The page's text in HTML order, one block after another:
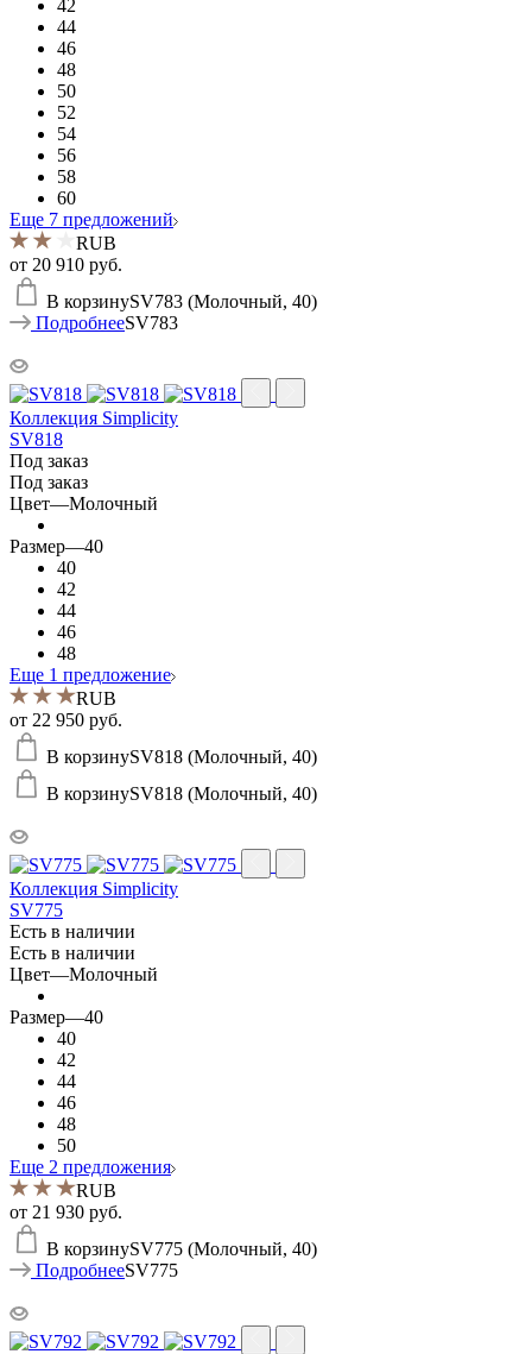
42
44
46
48
50
52
54
56
58
60
Еще 7 предложений
RUB
от 20 910 руб.
В корзинуSV783 (Молочный, 40)
ПодробнееSV783
Коллекция Simplicity
SV818
Под заказ
Под заказ
Цвет—Молочный
Размер—40
40
42
44
46
48
Еще 1 предложение
RUB
от 22 950 руб.
В корзинуSV818 (Молочный, 40)
В корзинуSV818 (Молочный, 40)
Коллекция Simplicity
SV775
Есть в наличии
Есть в наличии
Цвет—Молочный
Размер—40
40
42
44
46
48
50
Еще 2 предложения
RUB
от 21 930 руб.
В корзинуSV775 (Молочный, 40)
ПодробнееSV775